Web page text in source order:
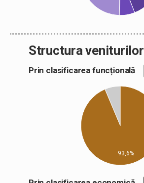
Structura veniturilor
Prin clasificarea funcțională
93,6%